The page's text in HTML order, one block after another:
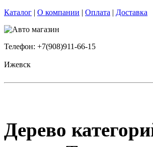
Каталог | О компании | Оплата | Доставка
Телефон: +7(908)911-66-15
Ижевск
Дерево